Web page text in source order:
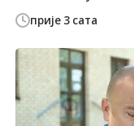
прије 3 сата